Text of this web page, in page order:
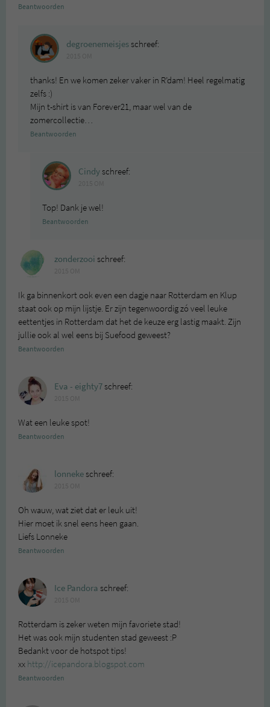
Beantwoorden
degroenemeisjesschreef:
thanks! En we komen zeker vaker in R’dam! Heel regelmatig
zelfs :)
Mijn t-shirt is van Forever21, maar wel van de
zomercollectie…
Beantwoorden
Cindyschreef:
Top! Dank je wel!
Beantwoorden
zonderzooi schreef:
Ik ga binnenkort ook even een dagje naar Rotterdam en Klup
staat ook op mijn lijstje. Er zijn tegenwoordig zó veel leuke
eettentjes in Rotterdam dat het de keuze erg lastig maakt. Zijn
jullie ook al wel eens bij Suefood geweest?
Beantwoorden
Eva - eighty7schreef:
Wat een leuke spot!
Beantwoorden
lonnekeschreef:
Oh wauw, wat ziet dat er leuk uit!
Hier moet ik snel eens heen gaan.
Liefs Lonneke
Beantwoorden
Ice Pandora schreef:
Rotterdam is zeker weten mijn favoriete stad!
Het was ook mijn studenten stad geweest :P
Bedankt voor de hotspot tips!
xx http://icepandora.blogspot.com
Beantwoorden